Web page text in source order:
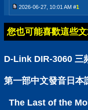
2026-06-27, 10:01 AM #1
您也可能喜歡這些
D-Link DIR-3060 三
第一部中文發音日本
The Last of the